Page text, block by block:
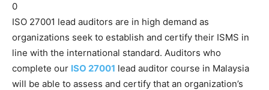
0
ISO 27001 lead auditors are in high demand as
organizations seek to establish and certify their ISMS in
line with the international standard. Auditors who
complete our ISO 27001 lead auditor course in Malaysia
will be able to assess and certify that an organization’s